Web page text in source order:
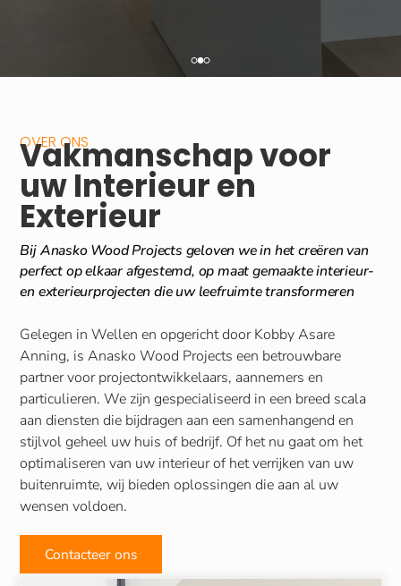
OVER ONS
Vakmanschap voor
uw Interieur en
Exterieur
Bij Anasko Wood Projects geloven we in het creëren van
perfect op elkaar afgestemd, op maat gemaakte interieur-
en exterieurprojecten die uw leefruimte transformeren
Gelegen in Wellen en opgericht door Kobby Asare
Anning, is Anasko Wood Projects een betrouwbare
partner voor projectontwikkelaars, aannemers en
particulieren. We zijn gespecialiseerd in een breed scala
aan diensten die bijdragen aan een samenhangend en
stijlvol geheel uw huis of bedrijf. Of het nu gaat om het
optimaliseren van uw interieur of het verrijken van uw
buitenruimte, wij bieden oplossingen die aan al uw
wensen voldoen.
Contacteer ons